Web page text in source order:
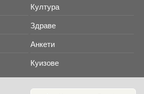
Култура
Здраве
Анкети
Куизове